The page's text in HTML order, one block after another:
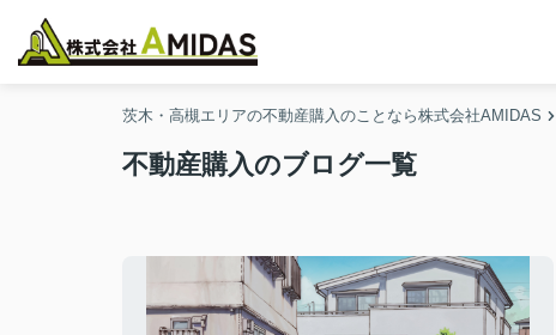
茨木・高槻エリアの不動産購入のことなら株式会社AMIDAS
不動産購入のブログ一覧